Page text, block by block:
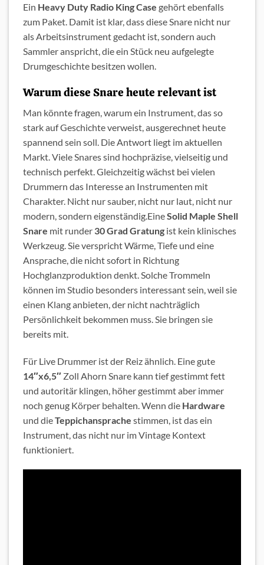
Ein Heavy Duty Radio King Case gehört ebenfalls
zum Paket. Damit ist klar, dass diese Snare nicht nur
als Arbeitsinstrument gedacht ist, sondern auch
Sammler anspricht, die ein Stück neu aufgelegte
Drumgeschichte besitzen wollen.
Warum diese Snare heute relevant ist
Man könnte fragen, warum ein Instrument, das so
stark auf Geschichte verweist, ausgerechnet heute
spannend sein soll. Die Antwort liegt im aktuellen
Markt. Viele Snares sind hochpräzise, vielseitig und
technisch perfekt. Gleichzeitig wächst bei vielen
Drummern das Interesse an Instrumenten mit
Charakter. Nicht nur sauber, nicht nur laut, nicht nur
modern, sondern eigenständig.EineSolid Maple Shell
Snare mit runder 30 Grad Gratung ist kein klinisches
Werkzeug. Sie verspricht Wärme, Tiefe und eine
Ansprache, die nicht sofort in Richtung
Hochglanzproduktion denkt. Solche Trommeln
können im Studio besonders interessant sein, weil sie
einen Klang anbieten, der nicht nachträglich
Persönlichkeit bekommen muss. Sie bringen sie
bereits mit.
Für Live Drummer ist der Reiz ähnlich. Eine gute
14″x6,5″ Zoll Ahorn Snare kann tief gestimmt fett
und autoritär klingen, höher gestimmt aber immer
noch genug Körper behalten. Wenn die Hardware
und dieTeppichansprache stimmen, ist das ein
Instrument, das nicht nur im Vintage Kontext
funktioniert.